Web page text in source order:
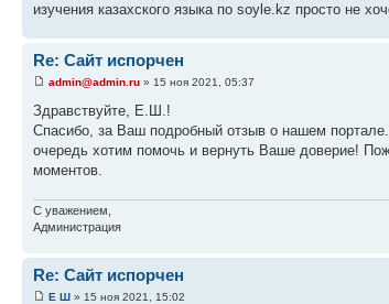
изучения казахского языка по soyle.kz просто не
Re: Сайт испорчен
admin@admin.ru » 15 ноя 2021, 05:37
Здравствуйте, Е.Ш.!
Спасибо, за Ваш подробный отзыв о нашем
очередь хотим помочь и вернуть Ваше доверие!
моментов.
С уважением,
Администрация
Re: Сайт испорчен
Е Ш » 15 ноя 2021, 15:02